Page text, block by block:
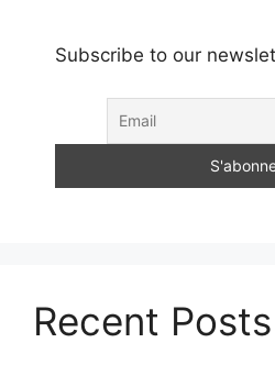
Subscribe to our
Recent Posts